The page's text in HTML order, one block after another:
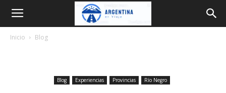
Argentina
Inicio Blog
Blog Experiencias Provincias Río Negro